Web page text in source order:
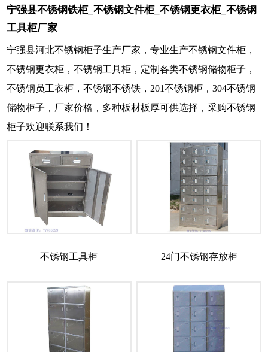
宁强县不锈钢铁柜_不锈钢文件柜_不锈钢更衣柜_不锈钢
工具柜厂家
宁强县河北不锈钢柜子生产厂家，专业生产不锈钢文件柜，
不锈钢更衣柜，不锈钢工具柜，定制各类不锈钢储物柜子，
不锈钢员工衣柜，不锈钢不锈铁，201不锈钢柜，304不锈钢
储物柜子，厂家价格，多种板材板厚可供选择，采购不锈钢
柜子欢迎联系我们！
不锈钢工具柜 24门不锈钢存放柜